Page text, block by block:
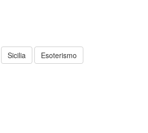
Sicilia Esoterismo